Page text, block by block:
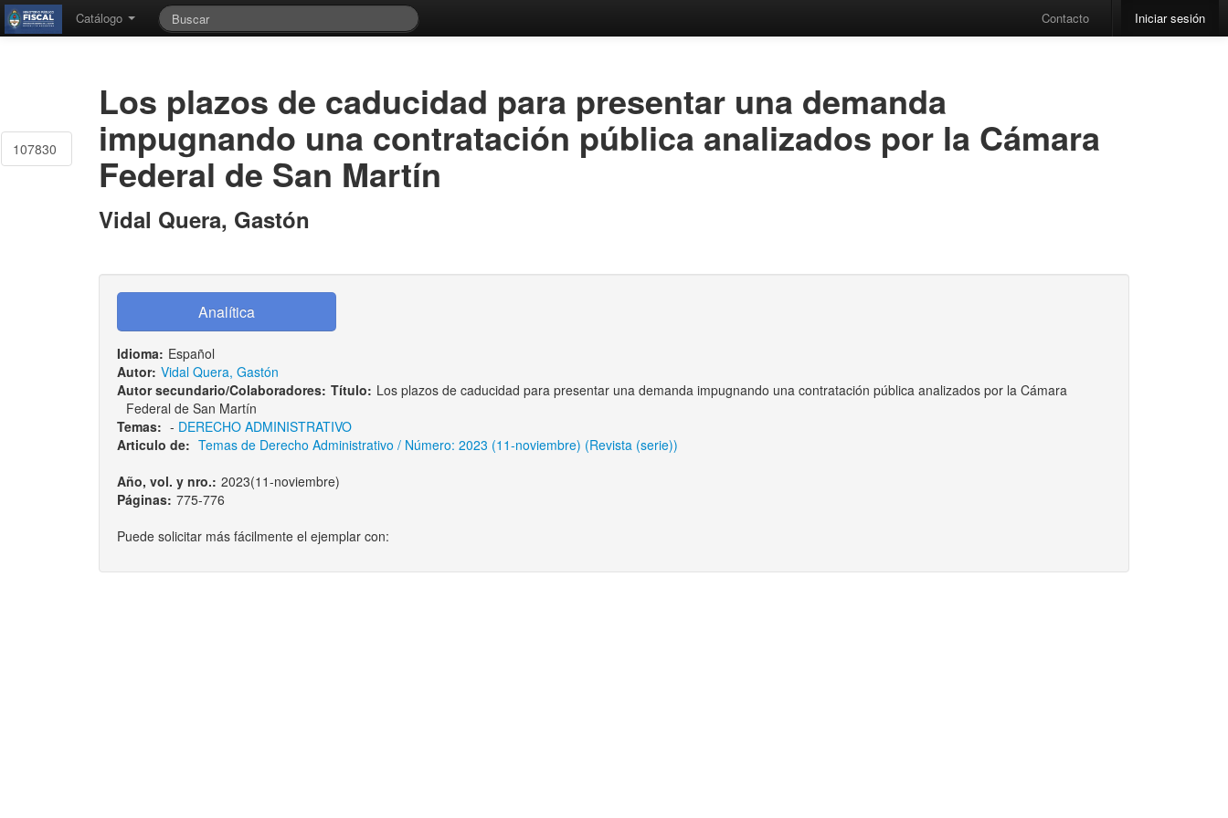
Catálogo Contacto Iniciar sesión
107830
Los plazos de caducidad para presentar una demanda
impugnando una contratación pública analizados por la Cámara
Federal de San Martín
Vidal Quera, Gastón
Idioma: Español
Autor: Vidal Quera, Gastón
Autor secundario/Colaboradores: Título: Los plazos de caducidad para presentar una demanda impugnando una contratación pública analizados por la Cámara
Federal de San Martín
Temas: - DERECHO ADMINISTRATIVO
Articulo de: Temas de Derecho Administrativo / Número: 2023 (11-noviembre) (Revista (serie))
Año, vol. y nro.: 2023(11-noviembre)
Páginas: 775-776
Puede solicitar más fácilmente el ejemplar con: